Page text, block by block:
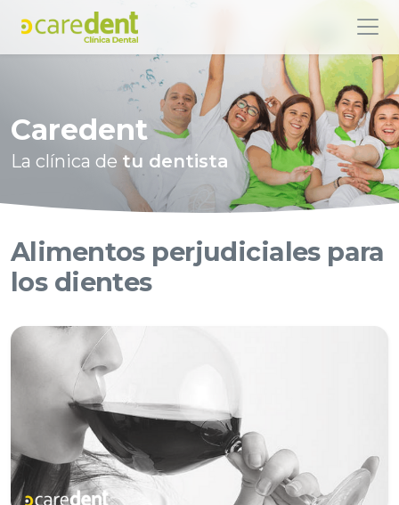
Caredent
La clínica de tu dentista
Alimentos perjudiciales para
los dientes